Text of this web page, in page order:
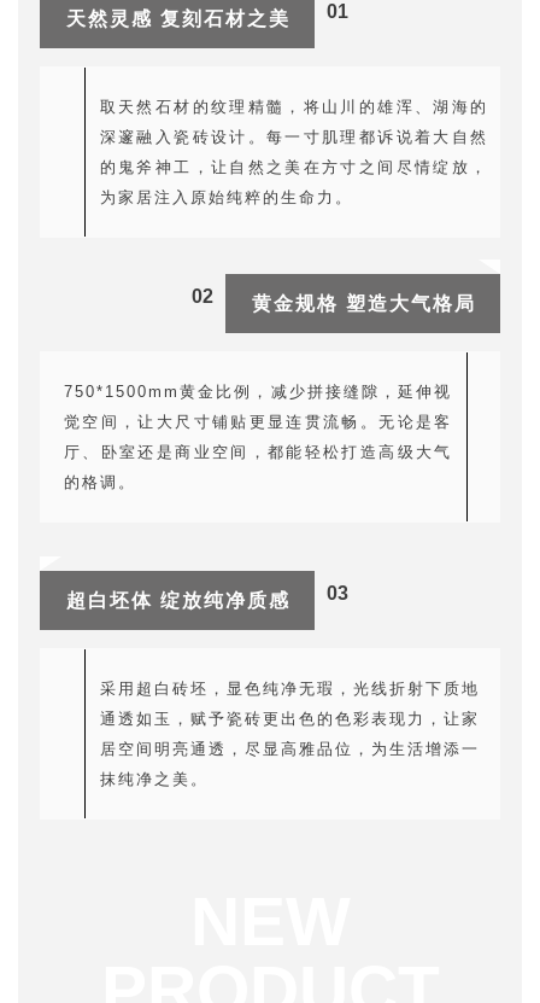
天然灵感 复刻石材之美 01
取天然石材的纹理精髓，将山川的雄浑、湖海的
深邃融入瓷砖设计。每一寸肌理都诉说着大自然
的鬼斧神工，让自然之美在方寸之间尽情绽放，
为家居注入原始纯粹的生命力。
02 黄金规格 塑造大气格局
750*1500mm黄金比例，减少拼接缝隙，延伸视
觉空间，让大尺寸铺贴更显连贯流畅。无论是客
厅、卧室还是商业空间，都能轻松打造高级大气
的格调。
超白坯体 绽放纯净质感 03
采用超白砖坯，显色纯净无瑕，光线折射下质地
通透如玉，赋予瓷砖更出色的色彩表现力，让家
居空间明亮通透，尽显高雅品位，为生活增添一
抹纯净之美。